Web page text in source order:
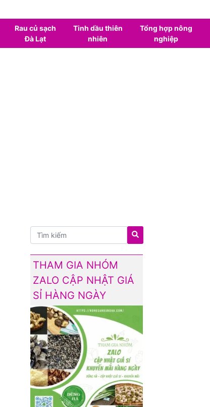
Rau củ sạch
Đà Lạt
Tinh dầu thiên
nhiên
Tổng hợp nông
nghiệp
THAM GIA NHÓM
ZALO CẬP NHẬT GIÁ
SỈ HÀNG NGÀY